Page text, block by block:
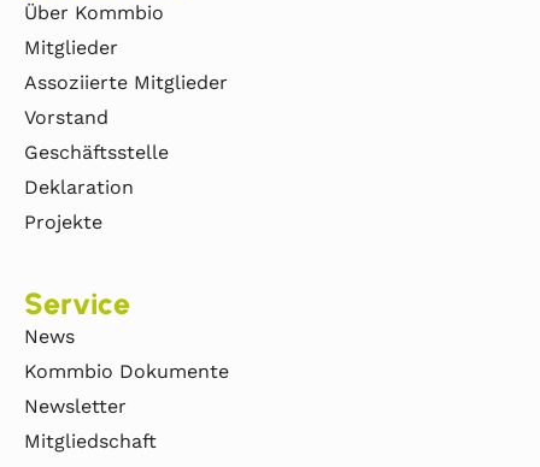
Über Kommbio
Mitglieder
Assoziierte Mitglieder
Vorstand
Geschäftsstelle
Deklaration
Projekte
Service
News
Kommbio Dokumente
Newsletter
Mitgliedschaft